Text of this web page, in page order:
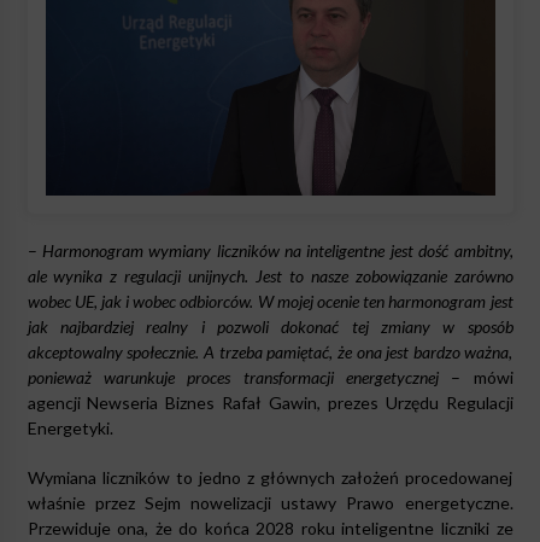
– Harmonogram wymiany liczników na inteligentne jest dość ambitny,
ale wynika z regulacji unijnych. Jest to nasze zobowiązanie zarówno
wobec UE, jak i wobec odbiorców. W mojej ocenie ten harmonogram jest
jak najbardziej realny i pozwoli dokonać tej zmiany w sposób
akceptowalny społecznie. A trzeba pamiętać, że ona jest bardzo ważna,
ponieważ warunkuje proces transformacji energetycznej – mówi
agencji Newseria Biznes Rafał Gawin, prezes Urzędu Regulacji
Energetyki.
Wymiana liczników to jedno z głównych założeń procedowanej
właśnie przez Sejm nowelizacji ustawy Prawo energetyczne.
Przewiduje ona, że do końca 2028 roku inteligentne liczniki ze